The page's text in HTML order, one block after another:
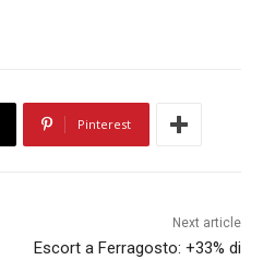
Pinterest
Next article
Escort a Ferragosto: +33% di